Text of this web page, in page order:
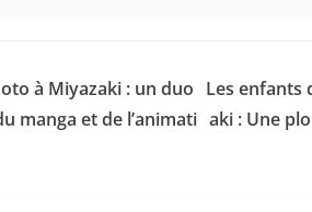
à Miyazaki : un duo
manga et de l’animati
Les enfants
aki : Une